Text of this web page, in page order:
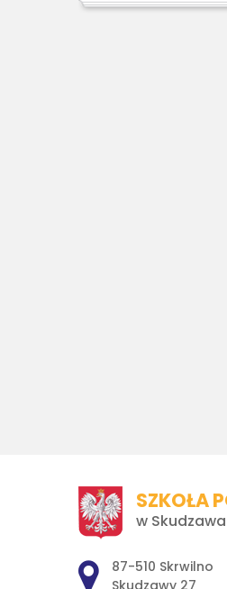
SZKOŁA
w
Adres pocztowy:
87-510 Skrwilno
Skudzawy 27